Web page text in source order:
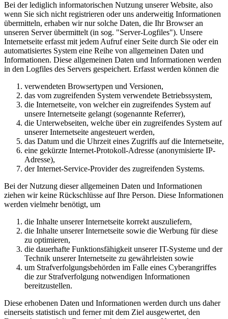
Bei der lediglich informatorischen Nutzung unserer Website, also
wenn Sie sich nicht registrieren oder uns anderweitig Informationen
übermitteln, erhaben wir nur solche Daten, die Ihr Browser an
unseren Server übermittelt (in sog. "Server-Logfiles"). Unsere
Internetseite erfasst mit jedem Aufruf einer Seite durch Sie oder ein
automatisiertes System eine Reihe von allgemeinen Daten und
Informationen. Diese allgemeinen Daten und Informationen werden
in den Logfiles des Servers gespeichert. Erfasst werden können die
verwendeten Browsertypen und Versionen,
das vom zugreifenden System verwendete Betriebssystem,
die Internetseite, von welcher ein zugreifendes System auf
unsere Internetseite gelangt (sogenannte Referrer),
die Unterwebseiten, welche über ein zugreifendes System auf
unserer Internetseite angesteuert werden,
das Datum und die Uhrzeit eines Zugriffs auf die Internetseite,
eine gekürzte Internet-Protokoll-Adresse (anonymisierte IP-
Adresse),
der Internet-Service-Provider des zugreifenden Systems.
Bei der Nutzung dieser allgemeinen Daten und Informationen
ziehen wir keine Rückschlüsse auf Ihre Person. Diese Informationen
werden vielmehr benötigt, um
die Inhalte unserer Internetseite korrekt auszuliefern,
die Inhalte unserer Internetseite sowie die Werbung für diese
zu optimieren,
die dauerhafte Funktionsfähigkeit unserer IT-Systeme und der
Technik unserer Internetseite zu gewährleisten sowie
um Strafverfolgungsbehörden im Falle eines Cyberangriffes
die zur Strafverfolgung notwendigen Informationen
bereitzustellen.
Diese erhobenen Daten und Informationen werden durch uns daher
einerseits statistisch und ferner mit dem Ziel ausgewertet, den